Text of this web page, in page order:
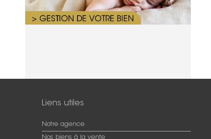
Liens utiles
Notre agence
Nos biens à la vente